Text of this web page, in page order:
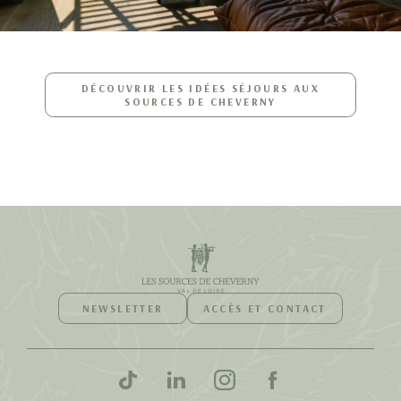
DÉCOUVRIR LES IDÉES SÉJOURS AUX
SOURCES DE CHEVERNY
NEWSLETTER ACCÈS ET CONTACT